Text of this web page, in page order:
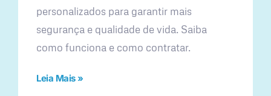
personalizados para garantir mais
segurança e qualidade de vida. Saiba
como funciona e como contratar.
Leia Mais »